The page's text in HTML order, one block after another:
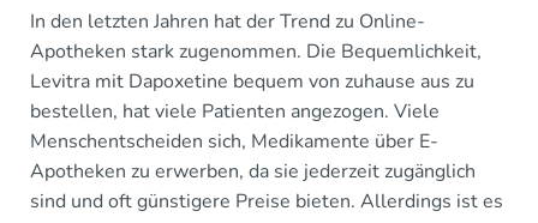
In den letzten Jahren hat der Trend zu Online-
Apotheken stark zugenommen. Die Bequemlichkeit,
Levitra mit Dapoxetine bequem von zuhause aus zu
bestellen, hat viele Patienten angezogen. Viele
Menschentscheiden sich, Medikamente über E-
Apotheken zu erwerben, da sie jederzeit zugänglich
sind und oft günstigere Preise bieten. Allerdings ist es